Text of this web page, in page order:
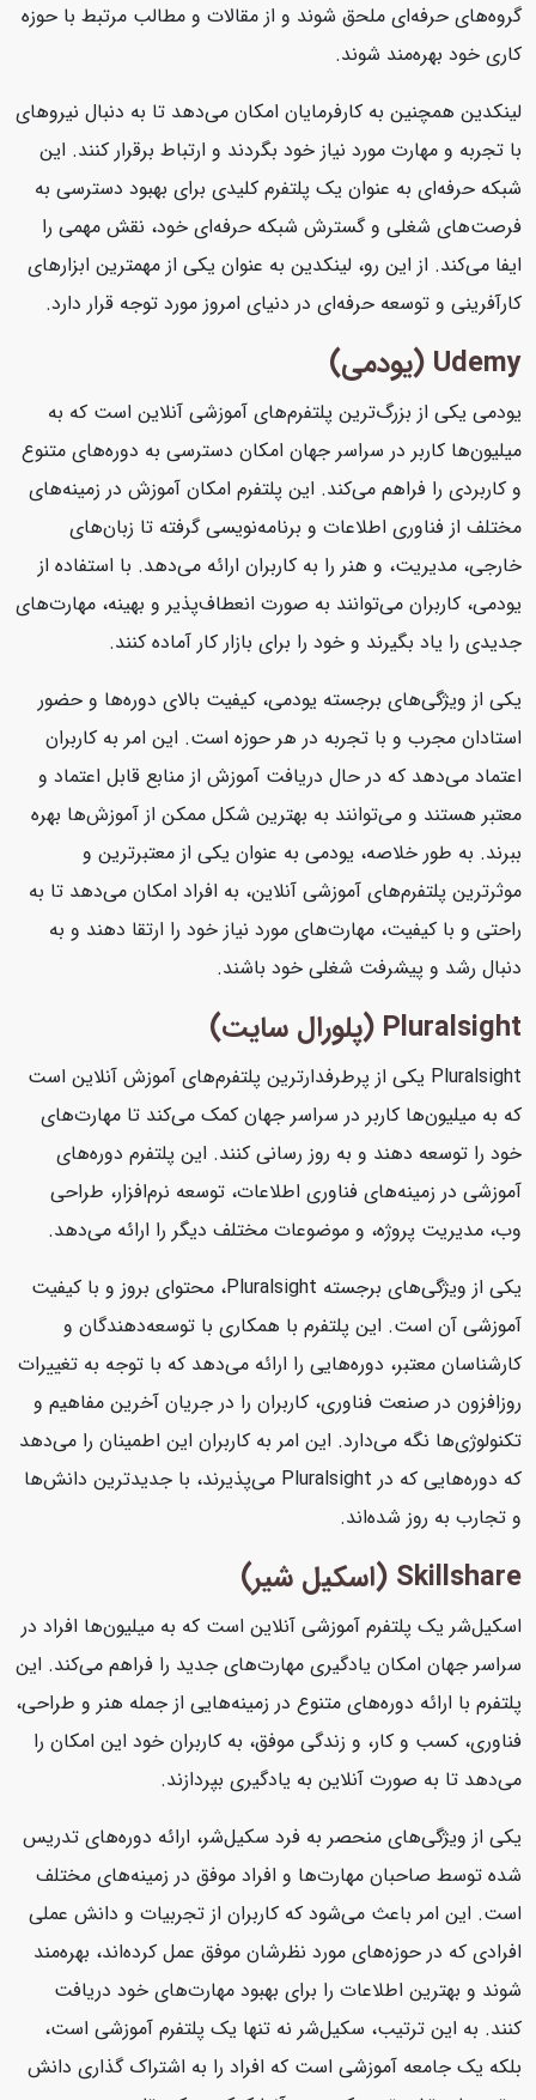
گروه‌های حرفه‌ای ملحق شوند و از مقالات و مطالب مرتبط با حوزه
کاری خود بهره‌مند شوند.
لینکدین همچنین به کارفرمایان امکان می‌دهد تا به دنبال نیروهای
با تجربه و مهارت مورد نیاز خود بگردند و ارتباط برقرار کنند. این
شبکه حرفه‌ای به عنوان یک پلتفرم کلیدی برای بهبود دسترسی به
فرصت‌های شغلی و گسترش شبکه حرفه‌ای خود، نقش مهمی را
ایفا می‌کند. از این رو، لینکدین به عنوان یکی از مهمترین ابزارهای
کارآفرینی و توسعه حرفه‌ای در دنیای امروز مورد توجه قرار دارد.
Udemy (یودمی)
یودمی یکی از بزرگ‌ترین پلتفرم‌های آموزشی آنلاین است که به
میلیون‌ها کاربر در سراسر جهان امکان دسترسی به دوره‌های متنوع
و کاربردی را فراهم می‌کند. این پلتفرم امکان آموزش در زمینه‌های
مختلف از فناوری اطلاعات و برنامه‌نویسی گرفته تا زبان‌های
خارجی، مدیریت، و هنر را به کاربران ارائه می‌دهد. با استفاده از
یودمی، کاربران می‌توانند به صورت انعطاف‌پذیر و بهینه، مهارت‌های
جدیدی را یاد بگیرند و خود را برای بازار کار آماده کنند.
یکی از ویژگی‌های برجسته یودمی، کیفیت بالای دوره‌ها و حضور
استادان مجرب و با تجربه در هر حوزه است. این امر به کاربران
اعتماد می‌دهد که در حال دریافت آموزش از منابع قابل اعتماد و
معتبر هستند و می‌توانند به بهترین شکل ممکن از آموزش‌ها بهره
ببرند. به طور خلاصه، یودمی به عنوان یکی از معتبرترین و
موثرترین پلتفرم‌های آموزشی آنلاین، به افراد امکان می‌دهد تا به
راحتی و با کیفیت، مهارت‌های مورد نیاز خود را ارتقا دهند و به
دنبال رشد و پیشرفت شغلی خود باشند.
Pluralsight (پلورال سایت)
Pluralsight یکی از پرطرفدارترین پلتفرم‌های آموزش آنلاین است
که به میلیون‌ها کاربر در سراسر جهان کمک می‌کند تا مهارت‌های
خود را توسعه دهند و به روز رسانی کنند. این پلتفرم دوره‌های
آموزشی در زمینه‌های فناوری اطلاعات، توسعه نرم‌افزار، طراحی
وب، مدیریت پروژه، و موضوعات مختلف دیگر را ارائه می‌دهد.
یکی از ویژگی‌های برجسته Pluralsight، محتوای بروز و با کیفیت
آموزشی آن است. این پلتفرم با همکاری با توسعه‌دهندگان و
کارشناسان معتبر، دوره‌هایی را ارائه می‌دهد که با توجه به تغییرات
روزافزون در صنعت فناوری، کاربران را در جریان آخرین مفاهیم و
تکنولوژی‌ها نگه می‌دارد. این امر به کاربران این اطمینان را می‌دهد
که دوره‌هایی که در Pluralsight می‌پذیرند، با جدیدترین دانش‌ها
و تجارب به روز شده‌اند.
Skillshare (اسکیل شیر)
اسکیل‌شر یک پلتفرم آموزشی آنلاین است که به میلیون‌ها افراد در
سراسر جهان امکان یادگیری مهارت‌های جدید را فراهم می‌کند. این
پلتفرم با ارائه دوره‌های متنوع در زمینه‌هایی از جمله هنر و طراحی،
فناوری، کسب و کار، و زندگی موفق، به کاربران خود این امکان را
می‌دهد تا به صورت آنلاین به یادگیری بپردازند.
یکی از ویژگی‌های منحصر به فرد سکیل‌شر، ارائه دوره‌های تدریس
شده توسط صاحبان مهارت‌ها و افراد موفق در زمینه‌های مختلف
است. این امر باعث می‌شود که کاربران از تجربیات و دانش عملی
افرادی که در حوزه‌های مورد نظرشان موفق عمل کرده‌اند، بهره‌مند
شوند و بهترین اطلاعات را برای بهبود مهارت‌های خود دریافت
کنند. به این ترتیب، سکیل‌شر نه تنها یک پلتفرم آموزشی است،
بلکه یک جامعه آموزشی است که افراد را به اشتراک گذاری دانش